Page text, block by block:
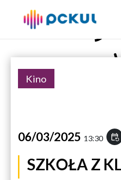
Kino
06/03/2025 13:30 event_repeat
SZKOŁA Z